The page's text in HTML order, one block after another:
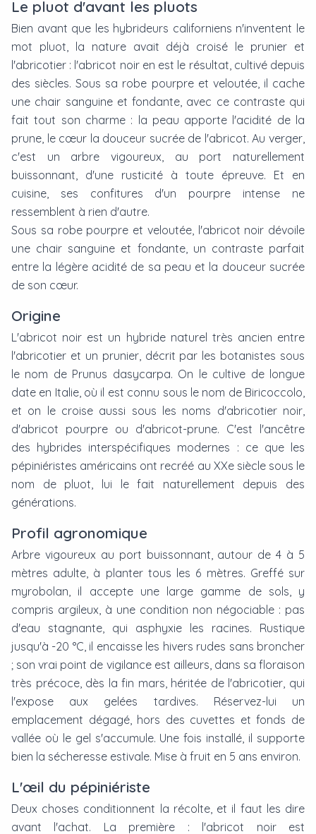
Le pluot d'avant les pluots
Bien avant que les hybrideurs californiens n'inventent le
mot pluot, la nature avait déjà croisé le prunier et
l'abricotier : l'abricot noir en est le résultat, cultivé depuis
des siècles. Sous sa robe pourpre et veloutée, il cache
une chair sanguine et fondante, avec ce contraste qui
fait tout son charme : la peau apporte l'acidité de la
prune, le cœur la douceur sucrée de l'abricot. Au verger,
c'est un arbre vigoureux, au port naturellement
buissonnant, d'une rusticité à toute épreuve. Et en
cuisine, ses confitures d'un pourpre intense ne
ressemblent à rien d'autre.
Sous sa robe pourpre et veloutée, l'abricot noir dévoile
une chair sanguine et fondante, un contraste parfait
entre la légère acidité de sa peau et la douceur sucrée
de son cœur.
Origine
L'abricot noir est un hybride naturel très ancien entre
l'abricotier et un prunier, décrit par les botanistes sous
le nom de Prunus dasycarpa. On le cultive de longue
date en Italie, où il est connu sous le nom de Biricoccolo,
et on le croise aussi sous les noms d'abricotier noir,
d'abricot pourpre ou d'abricot-prune. C'est l'ancêtre
des hybrides interspécifiques modernes : ce que les
pépiniéristes américains ont recréé au XXe siècle sous le
nom de pluot, lui le fait naturellement depuis des
générations.
Profil agronomique
Arbre vigoureux au port buissonnant, autour de 4 à 5
mètres adulte, à planter tous les 6 mètres. Greffé sur
myrobolan, il accepte une large gamme de sols, y
compris argileux, à une condition non négociable : pas
d'eau stagnante, qui asphyxie les racines. Rustique
jusqu'à -20 °C, il encaisse les hivers rudes sans broncher
; son vrai point de vigilance est ailleurs, dans sa floraison
très précoce, dès la fin mars, héritée de l'abricotier, qui
l'expose aux gelées tardives. Réservez-lui un
emplacement dégagé, hors des cuvettes et fonds de
vallée où le gel s'accumule. Une fois installé, il supporte
bien la sécheresse estivale. Mise à fruit en 5 ans environ.
L'œil du pépiniériste
Deux choses conditionnent la récolte, et il faut les dire
avant l'achat. La première : l'abricot noir est